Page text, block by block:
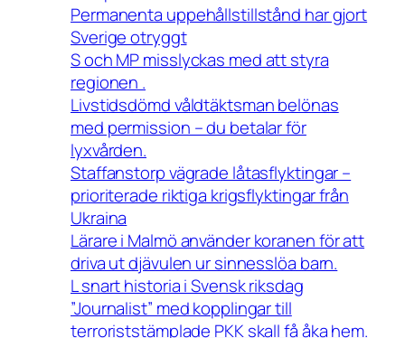
Permanenta uppehållstillstånd har gjort
Sverige otryggt
S och MP misslyckas med att styra
regionen .
Livstidsdömd våldtäktsman belönas
med permission – du betalar för
lyxvården.
Staffanstorp vägrade låtasflyktingar –
prioriterade riktiga krigsflyktingar från
Ukraina
Lärare i Malmö använder koranen för att
driva ut djävulen ur sinnesslöa barn.
L snart historia i Svensk riksdag
”Journalist” med kopplingar till
terroriststämplade PKK skall få åka hem.